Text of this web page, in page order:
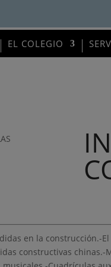
EL COLEGIO
en la construcción.-
constructivas